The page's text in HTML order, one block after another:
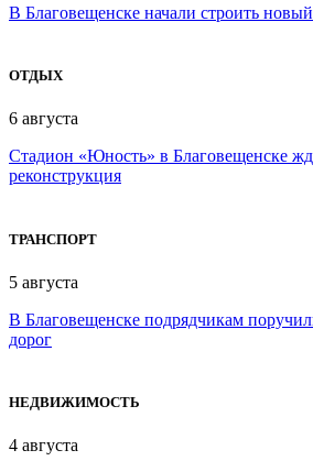
В Благовещенске начали строить
ОТДЫХ
6 августа
Стадион «Юность» в Благовещенске
реконструкция
ТРАНСПОРТ
5 августа
В Благовещенске подрядчикам
дорог
НЕДВИЖИМОСТЬ
4 августа